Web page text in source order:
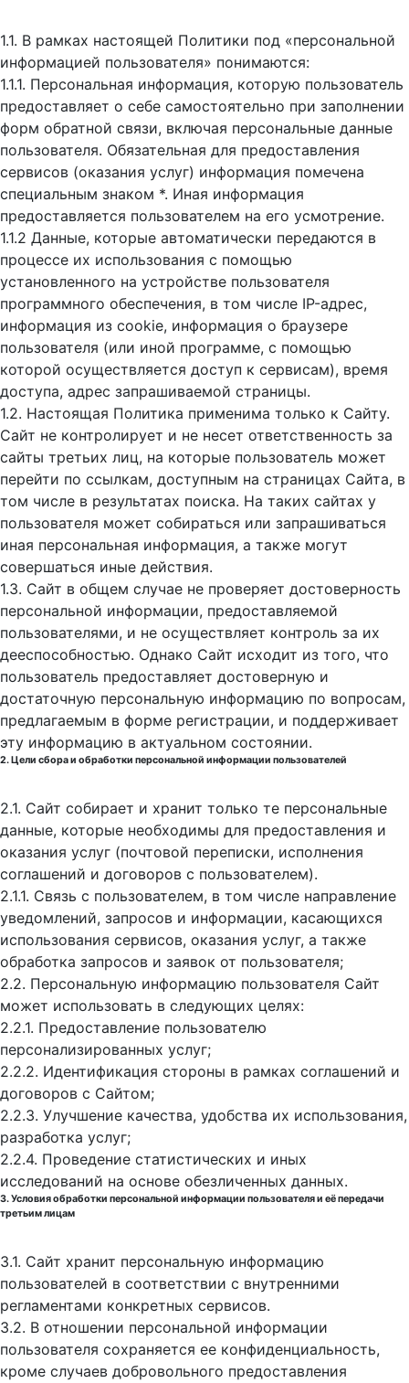
1.1. В рамках настоящей Политики под «персональной
информацией пользователя» понимаются:
1.1.1. Персональная информация, которую пользователь
предоставляет о себе самостоятельно при заполнении
форм обратной связи, включая персональные данные
пользователя. Обязательная для предоставления
сервисов (оказания услуг) информация помечена
специальным знаком *. Иная информация
предоставляется пользователем на его усмотрение.
1.1.2 Данные, которые автоматически передаются в
процессе их использования с помощью
установленного на устройстве пользователя
программного обеспечения, в том числе IP-адрес,
информация из cookie, информация о браузере
пользователя (или иной программе, с помощью
которой осуществляется доступ к cервисам), время
доступа, адрес запрашиваемой страницы.
1.2. Настоящая Политика применима только к Сайту.
Сайт не контролирует и не несет ответственность за
сайты третьих лиц, на которые пользователь может
перейти по ссылкам, доступным на страницах Сайта, в
том числе в результатах поиска. На таких сайтах у
пользователя может собираться или запрашиваться
иная персональная информация, а также могут
совершаться иные действия.
1.3. Сайт в общем случае не проверяет достоверность
персональной информации, предоставляемой
пользователями, и не осуществляет контроль за их
дееспособностью. Однако Сайт исходит из того, что
пользователь предоставляет достоверную и
достаточную персональную информацию по вопросам,
предлагаемым в форме регистрации, и поддерживает
эту информацию в актуальном состоянии.
2. Цели сбора и обработки персональной информации пользователей
2.1. Сайт собирает и хранит только те персональные
данные, которые необходимы для предоставления и
оказания услуг (почтовой переписки, исполнения
соглашений и договоров с пользователем).
2.1.1. Связь с пользователем, в том числе направление
уведомлений, запросов и информации, касающихся
использования сервисов, оказания услуг, а также
обработка запросов и заявок от пользователя;
2.2. Персональную информацию пользователя Сайт
может использовать в следующих целях:
2.2.1. Предоставление пользователю
персонализированных услуг;
2.2.2. Идентификация стороны в рамках соглашений и
договоров с Сайтом;
2.2.3. Улучшение качества, удобства их использования,
разработка услуг;
2.2.4. Проведение статистических и иных
исследований на основе обезличенных данных.
3. Условия обработки персональной информации пользователя и её передачи
третьим лицам
3.1. Сайт хранит персональную информацию
пользователей в соответствии с внутренними
регламентами конкретных сервисов.
3.2. В отношении персональной информации
пользователя сохраняется ее конфиденциальность,
кроме случаев добровольного предоставления